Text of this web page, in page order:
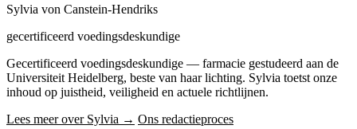
Sylvia von Canstein-Hendriks
gecertificeerd voedingsdeskundige
Gecertificeerd voedingsdeskundige — farmacie gestudeerd aan de
Universiteit Heidelberg, beste van haar lichting. Sylvia toetst onze
inhoud op juistheid, veiligheid en actuele richtlijnen.
Lees meer over Sylvia → Ons redactieproces